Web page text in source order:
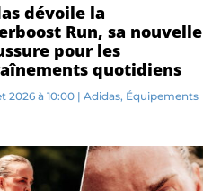
dévoile la
Run, sa nouvelle
pour les
quotidiens
2026 à 10:00 | Adidas, Équipements